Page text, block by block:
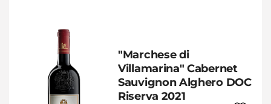
"Marchese di
Villamarina" Cabernet
Sauvignon Alghero DOC
Riserva 2021